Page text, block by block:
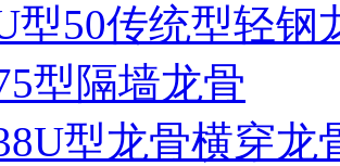
型50传统型轻钢
型隔墙龙骨
型龙骨横穿龙